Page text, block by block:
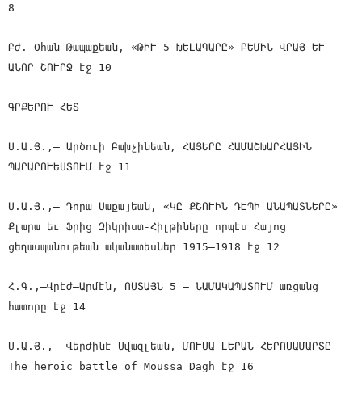
8
Բժ. Օհան Թապաքեան, «ԹԻՒ 5 ԽԵԼԱԳԱՐԸ» ԲԵՄԻՆ ՎՐԱՅ ԵՒ
ԱՆՈՐ ՇՈՒՐՋ էջ 10
ԳՐՔԵՐՈՒ ՀԵՏ
Ս.Ա.Յ.,— Արծուի Բախչինեան, ՀԱՅԵՐԸ ՀԱՄԱՇԽԱՐՀԱՅԻՆ
ՊԱՐԱՐՈՒԵՍՏՈՒՄ էջ 11
Ս.Ա.Յ.,— Դորա Սաքայեան, «ԿԸ ՔՇՈՒԻՆ ԴԷՊԻ ԱՆԱՊԱՏՆԵՐԸ»
Քլարա եւ Ֆրից Զիկրիստ-Հիլթիները որպէս Հայոց
ցեղասպանութեան ականատեսներ 1915—1918 էջ 12
Հ.Գ.,—Վրէժ—Արմէն, ՈՍՏԱՅՆ 5 — ՆԱՄԱԿԱՊԱՏՈՒՄ առցանց
հատորը էջ 14
Ս.Ա.Յ.,— Վերժինէ Սվազլեան, ՄՈՒՍԱ ԼԵՐԱՆ ՀԵՐՈՍԱՄԱՐՏԸ—
The heroic battle of Moussa Dagh էջ 16